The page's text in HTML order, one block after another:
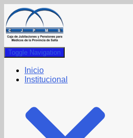
Toggle Navigation
Inicio
Institucional